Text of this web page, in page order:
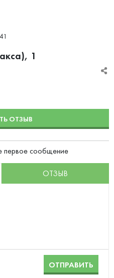
1
ОТЗЫВ
первое сообщение
ОТЗЫВ
ОТПРАВИТЬ